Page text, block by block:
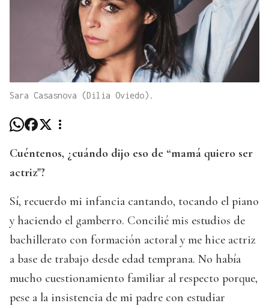
Sara Casasnova (Dilia Oviedo).
Cuéntenos, ¿cuándo dijo eso de “mamá quiero ser
actriz"?
Sí, recuerdo mi infancia cantando, tocando el piano
y haciendo el gamberro. Concilié mis estudios de
bachillerato con formación actoral y me hice actriz
a base de trabajo desde edad temprana. No había
mucho cuestionamiento familiar al respecto porque,
pese a la insistencia de mi padre con estudiar